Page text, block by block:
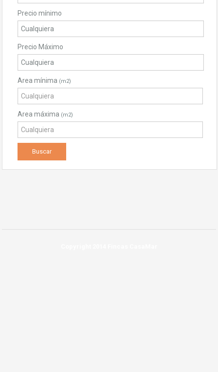
Precio mínimo
Precio Máximo
Area mínima (m2)
Area máxima (m2)